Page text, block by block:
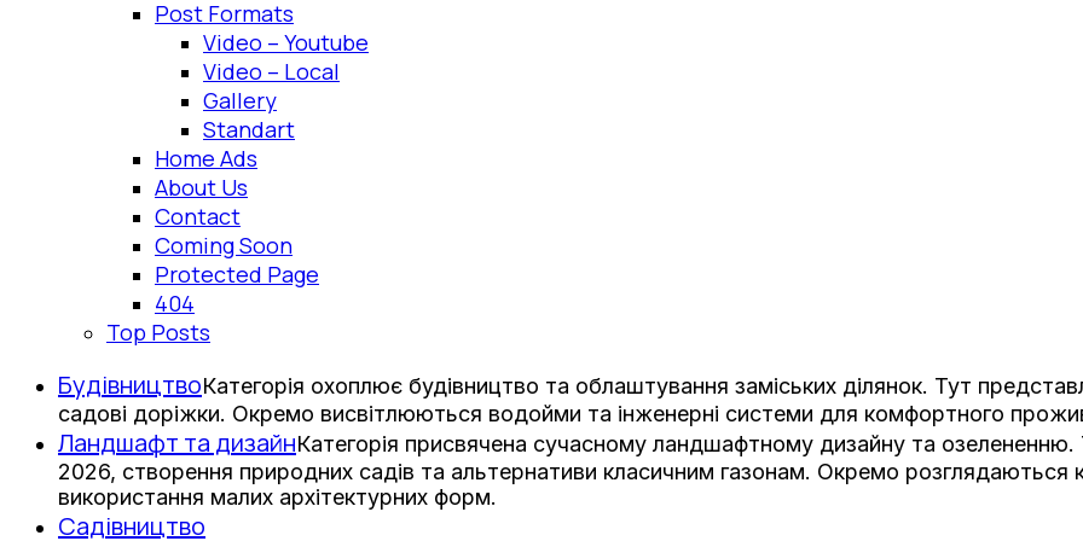
Post Formats
Video – Youtube
Video – Local
Gallery
Standart
Home Ads
About Us
Contact
Coming Soon
Protected Page
404
Top Posts
БудівництвоКатегорія охоплює будівництво та облаштування заміських ділянок. Тут
садові доріжки. Окремо висвітлюються водойми та інженерні системи для комфортного
Ландшафт та дизайнКатегорія присвячена сучасному ландшафтному дизайну та
2026, створення природних садів та альтернативи класичним газонам. Окремо розглядаються
використання малих архітектурних форм.
Садівництво